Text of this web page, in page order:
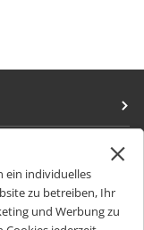
ein individuelles
zu betreiben, Ihr
und Werbung zu